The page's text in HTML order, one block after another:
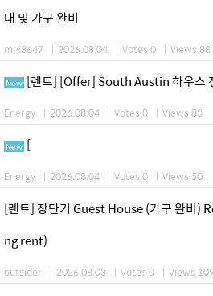
대 및 가구 완비
ml43647 | 2026.08.04 | Votes 0 | Views 88
New [렌트] [Offer] South Austin 하우스
Energy | 2026.08.04 | Votes 0 | Views 83
New [
Energy | 2026.08.04 | Votes 0 | Views 50
[렌트] 장단기 Guest House (가구 완비)
ng rent)
outsider | 2026.08.03 | Votes 0 | Views